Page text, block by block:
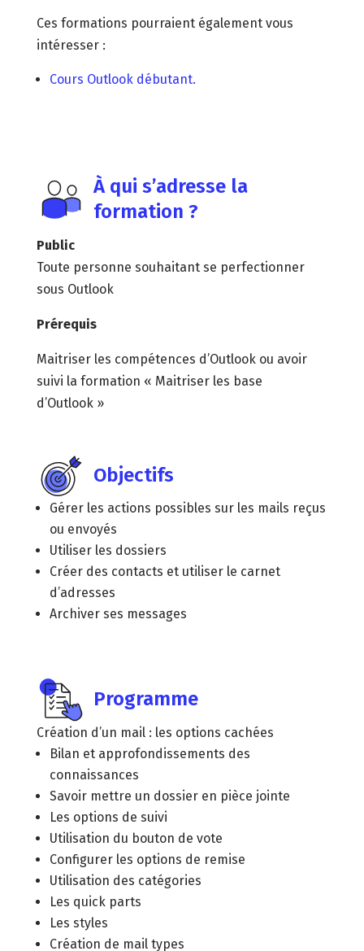
Ces formations pourraient également vous
intéresser :
Cours Outlook débutant.
À qui s’adresse la
formation ?
Public
Toute personne souhaitant se perfectionner
sous Outlook
Prérequis
Maitriser les compétences d’Outlook ou avoir
suivi la formation « Maitriser les base
d’Outlook »
Objectifs
Gérer les actions possibles sur les mails reçus
ou envoyés
Utiliser les dossiers
Créer des contacts et utiliser le carnet
d’adresses
Archiver ses messages
Programme
Création d’un mail : les options cachées
Bilan et approfondissements des
connaissances
Savoir mettre un dossier en pièce jointe
Les options de suivi
Utilisation du bouton de vote
Configurer les options de remise
Utilisation des catégories
Les quick parts
Les styles
Création de mail types